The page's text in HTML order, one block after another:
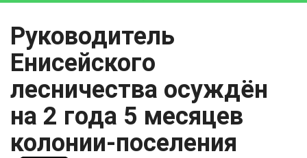
Руководитель
Енисейского
лесничества осуждён
на 2 года 5 месяцев
колонии-поселения